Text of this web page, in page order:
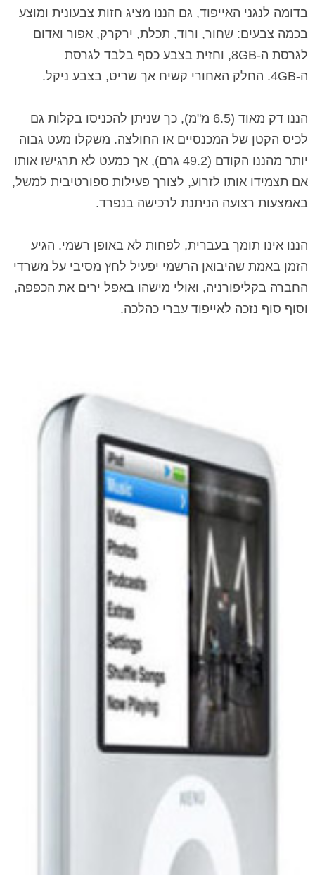
בדומה לנגני האייפוד, גם הננו מציג חזות צבעונית ומוצע
בכמה צבעים: שחור, ורוד, תכלת, ירקרק, אפור ואדום
לגרסת ה-
8GB , וחזית בצבע כסף בלבד לגרסת
ה-
4GB . החלק האחורי קשיח אך שריט, בצבע ניקל.
הננו דק מאוד (6.5 מ"מ
), כך שניתן להכניסו בקלות גם
לכיס הקטן של המכנסיים או החולצה. משקלו מעט גבוה
יותר מהננו הקודם (49.2 גרם
), אך כמעט לא תרגישו אותו
אם תצמידו אותו לזרוע, לצורך פעילות ספורטיבית למשל,
באמצעות רצועה הניתנת לרכישה בנפרד.
הננו אינו תומך בעברית, לפחות לא באופן רשמי. הגיע
הזמן באמת שהיבואן הרשמי יפעיל לחץ מסיבי על משרדי
החברה בקליפורניה, ואולי מישהו באפל ירים את הכפפה,
וסוף סוף נזכה לאייפוד עברי כהלכה.